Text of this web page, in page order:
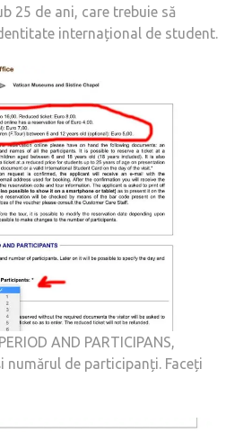
25 de ani, care trebuie să
internațional de student.
AND PARTICIPANS,
numărul de participanți. Faceți